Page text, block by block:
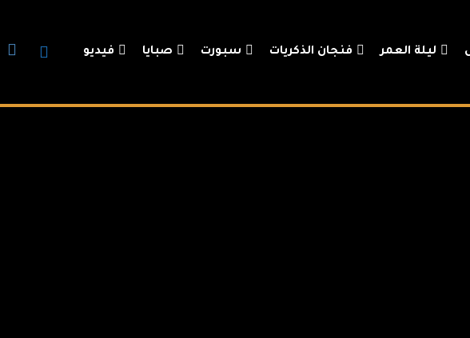
ليلة العمر فنجان الذكريات سبورت صبايا فيديو